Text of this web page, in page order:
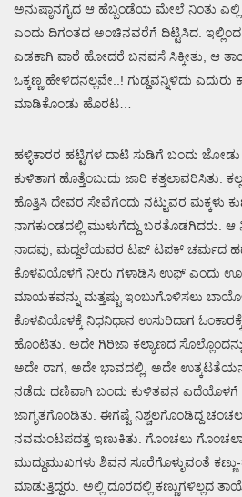
ಅನುಷ್ಠಾನಗೈದ ಆ ಹೆಬ್ಬಂಡೆಯ ಮೇಲೆ ನಿಂತು
ಎಂದು ದಿಗಂತದ ಅಂಚಿನವರೆಗೆ ದಿಟ್ಟಿಸಿದ.
ಎಡಕಾಗಿ ವಾರೆ ಹೋದರೆ ಬನವಸೆ ಸಿಕ್ಕೀತು, ಆ
ಒಕ್ಕಣ್ಣ ಹೇಳಿದನಲ್ಲವೇ..! ಗುಡ್ಡವನ್ನಿಳಿದು ಎದುರು
ಮಾಡಿಕೊಂಡು ಹೊರಟ…
ಹಳ್ಳಿಕಾರರ ಹಟ್ಟಿಗಳ ದಾಟಿ ಸುಡಿಗೆ ಬಂದು
ಕುಳಿತಾಗ ಹೊತ್ತೆಂಬುದು ಜಾರಿ ಕತ್ತಲಾವರಿಸಿತು.
ಹೊತ್ತಿಸಿ ದೇವರ ಸೇವೆಗೆಂದು ನಟ್ಟುವರ ಮಕ್ಕಳು
ನಾಗಕುಂಡದಲ್ಲಿ ಮುಳುಗೆದ್ದು ಬರತೊಡಗಿದರು.
ನಾದವು, ಮದ್ದಲೆಯವರ ಟಪ್ ಟಪಕ್ ಚರ್ಮದ
ಕೊಳವಿಯೊಳಗೆ ನೀರು ಗಳಾಡಿಸಿ ಉಫ್ ಎಂದು
ಮಾಯಕವನ್ನು ಮತ್ತಷ್ಟು ಇಂಬುಗೊಳಿಸಲು
ಕೊಳವಿಯೊಳಕ್ಕೆ ನಿಧನಿಧಾನ ಉಸುರಿದಾಗ
ಹೊಂಟಿತು. ಅದೇ ಗಿರಿಜಾ ಕಲ್ಯಾಣದ
ಅದೇ ರಾಗ, ಅದೇ ಭಾವದಲ್ಲಿ, ಅದೇ
ನಡೆದು ದಣಿವಾಗಿ ಬಂದು ಕುಳಿತವನ ಎದೆಯೊಳಗೆ
ಜಾಗೃತಗೊಂಡಿತು. ಈಗಷ್ಟೆ ನಿಶ್ಚಲಗೊಂಡಿದ್ದ
ನವಮಂಟಪದತ್ತ ಇಣುಕಿತು. ಗೊಂಚಲು
ಮುದ್ದುಮುಖಗಳು ಶಿವನ ಸೂರೆಗೊಳ್ಳುವಂತೆ
ಮಾಡುತ್ತಿದ್ದರು. ಅಲ್ಲಿ ದೂರದಲ್ಲಿ ಕಣ್ಣುಗಳಿಲ್ಲದ